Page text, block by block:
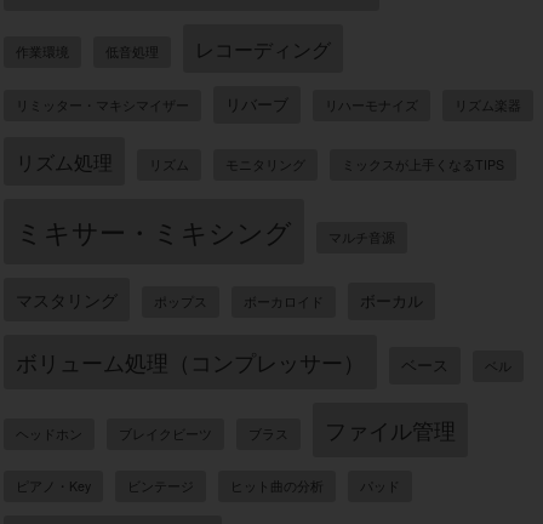
作業環境 低音処理 レコーディング
リミッター・マキシマイザー リバーブ リハーモナイズ リズム楽器
リズム処理 リズム モニタリング ミックスが上手くなるTIPS
ミキサー・ミキシング マルチ音源
マスタリング ポップス ボーカロイド ボーカル
ボリューム処理（コンプレッサー） ベース ベル
ヘッドホン ブレイクビーツ ブラス ファイル管理
ピアノ・Key ビンテージ ヒット曲の分析 パッド